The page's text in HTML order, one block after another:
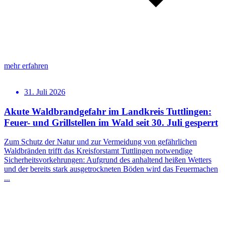
mehr erfahren
31. Juli 2026
Akute Waldbrandgefahr im Landkreis Tuttlingen:
Feuer- und Grillstellen im Wald seit 30. Juli gesperrt
Zum Schutz der Natur und zur Vermeidung von gefährlichen
Waldbränden trifft das Kreisforstamt Tuttlingen notwendige
Sicherheitsvorkehrungen: Aufgrund des anhaltend heißen Wetters
und der bereits stark ausgetrockneten Böden wird das Feuermachen
...